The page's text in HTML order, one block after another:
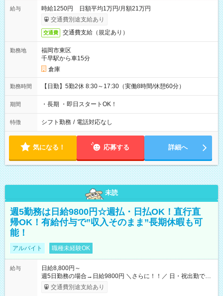
給与
時給1250円 日額平均1万円/月額21万円
交通費別途支給あり
交通費 交通費支給（規定あり）
勤務地
福岡市東区
千早駅から車15分
倉庫
勤務時間 【日勤】5勤2休 8:30～17:30（実働8時間/休憩60分）
期間 ・長期 ・即日スタートOK！
特徴 シフト勤務 / 電話対応なし
気になる！ 応募する 詳細へ
未読
週5勤務は日給9800円☆週払・日払OK！直行直
帰OK！有給付与で”収入そのまま”長期休暇も可
能！
アルバイト 職種未経験OK
給与
日給8,800円～
週5日勤務の場合→日給9800円 ＼さらに！！／ 日・祝出勤で＋
1，000円/日 になります♪ ◆交通費支給あり ※規定あり ◆賞与
あり ※規定あり ◆資格手当あり ◆最大15万円の定着支援制度
交通費別途支給あり